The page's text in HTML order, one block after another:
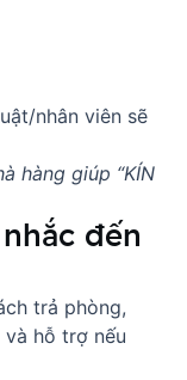
nhân viên sẽ
hàng giúp “KÍN
đến
trả phòng,
hỗ trợ nếu